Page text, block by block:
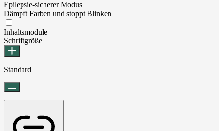
Epilepsie-sicherer Modus
Dämpft Farben und stoppt Blinken
Inhaltsmodule
Schriftgröße
Standard